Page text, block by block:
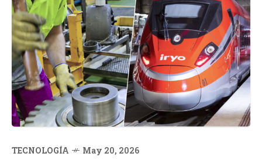
TECNOLOGÍA May 20, 2026